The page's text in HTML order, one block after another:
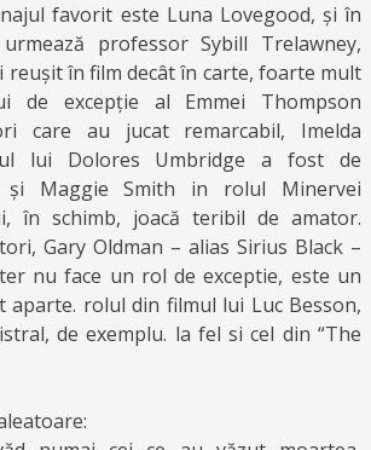
favorit este Luna Lovegood, și în
professor Sybill Trelawney,
reușit în film decât în carte, foarte mult
de excepție al Emmei Thompson
care au jucat remarcabil, Imelda
lui Dolores Umbridge a fost de
Maggie Smith in rolul Minervei
în schimb, joacă teribil de amator.
Gary Oldman – alias Sirius Black –
nu face un rol de exceptie, este un
aparte. rolul din filmul lui Luc Besson,
de exemplu. la fel si cel din “The